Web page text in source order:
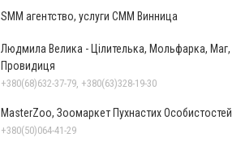
SMM агентство, услуги СММ Винница
Людмила Велика - Цілителька, Мольфарка, Маг,
Провидиця
+380(68)632-37-79, +380(63)328-19-30
MasterZoo, Зоомаркет Пухнастих Особистостей
+380(50)064-41-29